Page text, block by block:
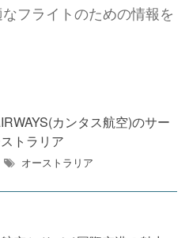
フライトのための情報を
カンタス航空)のサー
トラリア
オーストラリア